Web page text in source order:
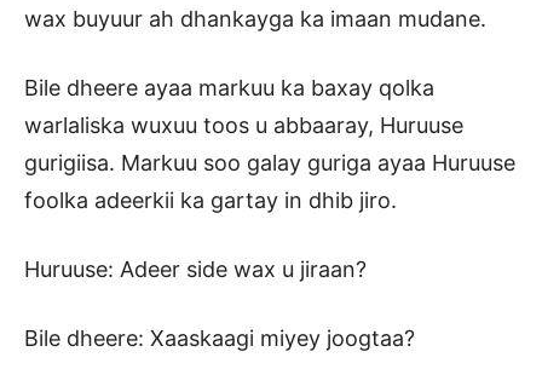
wax buyuur ah dhankayga ka imaan mudane.
Bile dheere ayaa markuu ka baxay qolka
warlaliska wuxuu toos u abbaaray, Huruuse
gurigiisa. Markuu soo galay guriga ayaa Huruuse
foolka adeerkii ka gartay in dhib jiro.
Huruuse: Adeer side wax u jiraan?
Bile dheere: Xaaskaagi miyey joogtaa?